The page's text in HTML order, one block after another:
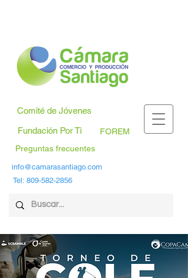
Tel: 809-582-2856
info@camarasantiago.com
FOREM
Comité de Jóvenes
Fundación Por Ti
Preguntas frecuentes